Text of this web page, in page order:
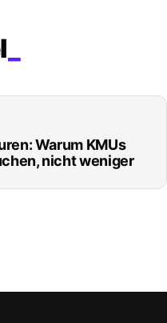
Warum KMUs
nicht weniger